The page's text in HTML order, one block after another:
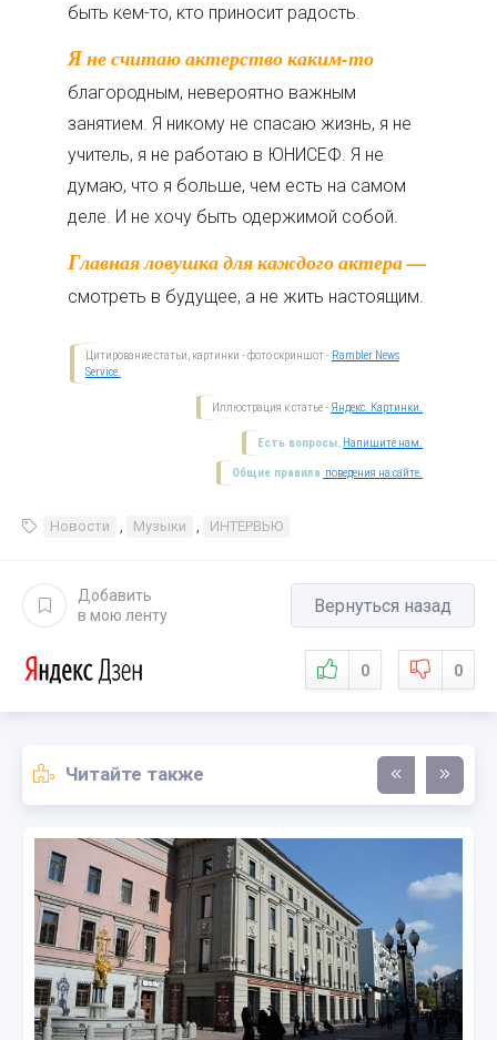
быть кем-то, кто приносит радость.
Я не считаю актерство каким-то
благородным, невероятно важным
занятием. Я никому не спасаю жизнь, я не
учитель, я не работаю в ЮНИСЕФ. Я не
думаю, что я больше, чем есть на самом
деле. И не хочу быть одержимой собой.
Главная ловушка для каждого актера —
смотреть в будущее, а не жить настоящим.
Цитирование статьи, картинки - фото скриншот - Rambler News
Service.
Иллюстрация к статье - Яндекс. Картинки.
Есть вопросы. Напишите нам.
Общие правила поведения на сайте.
Новости Музыки ИНТЕРВЬЮ
Добавить
в мою ленту
Вернуться назад
0 0
Читайте также